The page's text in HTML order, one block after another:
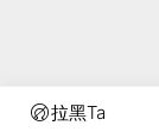
拉黑Ta